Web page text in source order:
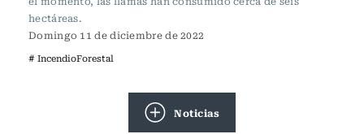
hectáreas.
Domingo 11 de diciembre de 2022
# IncendioForestal
Noticias